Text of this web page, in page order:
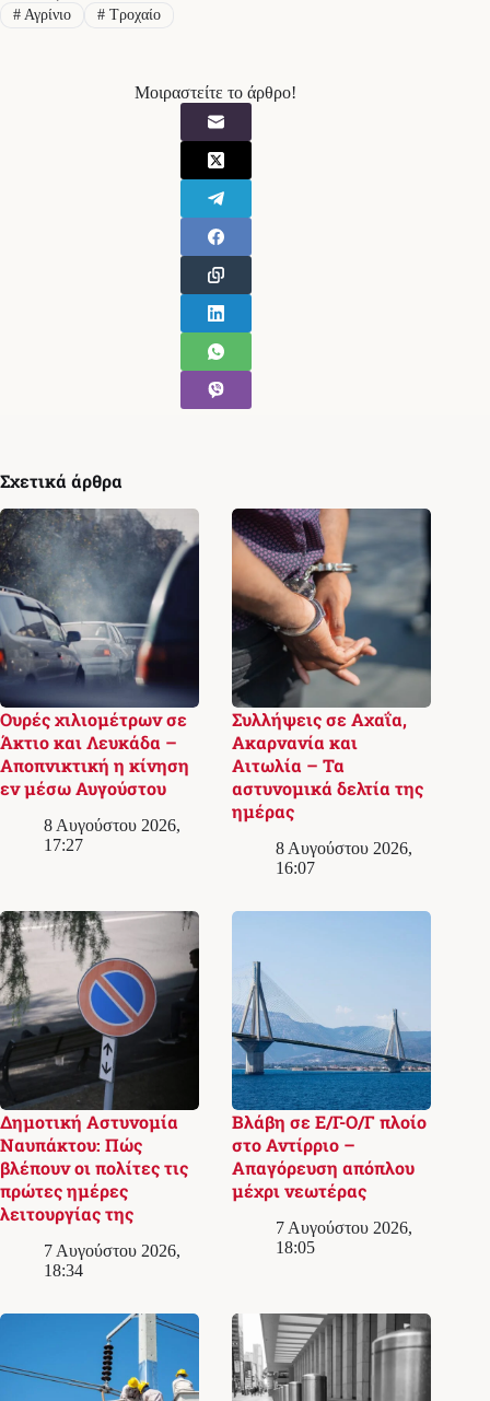
#Αγρίνιο #Τροχαίο
Μοιραστείτε το άρθρο!
Σχετικά άρθρα
Ουρές χιλιομέτρων σε
Άκτιο και Λευκάδα –
Αποπνικτική η κίνηση
εν μέσω Αυγούστου
8 Αυγούστου 2026,
17:27
Συλλήψεις σε Αχαΐα,
Ακαρνανία και
Αιτωλία – Τα
αστυνομικά δελτία της
ημέρας
8 Αυγούστου 2026,
16:07
Δημοτική Αστυνομία
Ναυπάκτου: Πώς
βλέπουν οι πολίτες τις
πρώτες ημέρες
λειτουργίας της
7 Αυγούστου 2026,
18:34
Βλάβη σε Ε/Γ-Ο/Γ πλοίο
στο Αντίρριο –
Απαγόρευση απόπλου
μέχρι νεωτέρας
7 Αυγούστου 2026,
18:05